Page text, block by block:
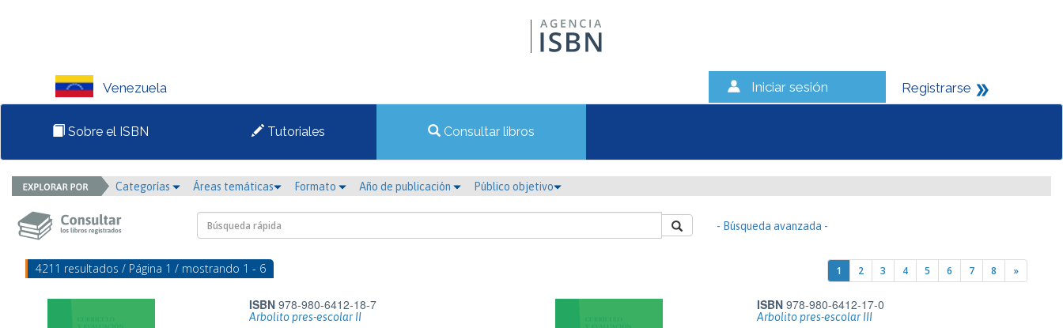
Venezuela Iniciar sesión Registrarse
Sobre el ISBN Tutoriales Consultar libros
Categorías Áreas temáticas Formato Año de publicación Público objetivo
- Búsqueda avanzada -
4211 resultados / Página 1 / mostrando 1 - 6 1 2 3 4 5 6 7 8 »
ISBN 978-980-6412-18-7
Arbolito pres-escolar II
ISBN 978-980-6412-17-0
Arbolito pres-escolar III